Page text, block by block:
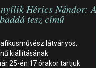
Hérics Nándor: A
tesz című
látványos,
kiállításának
25-én 17 órakor tartjuk